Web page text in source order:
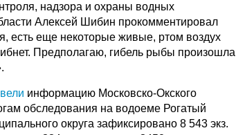
надзора и охраны водных
Алексей Шибин прокомментировал
есть еще некоторые живые, ртом воздух
Предполагаю, гибель рыбы произошла
информацию Московско-Окского
обследования на водоеме Рогатый
округа зафиксировано 8 543 экз.